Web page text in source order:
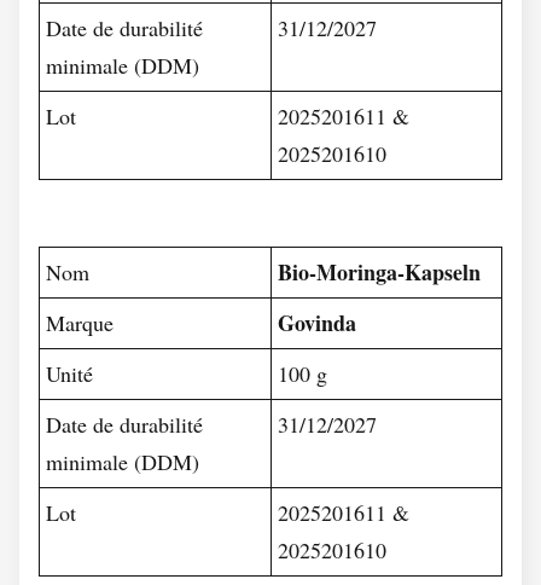
Date de durabilité
minimale (DDM)
31/12/2027
Lot
2025201611 &
2025201610
Nom Bio-Moringa-Kapseln
Marque Govinda
Unité
100 g
Date de durabilité
minimale (DDM)
31/12/2027
Lot
2025201611 &
2025201610